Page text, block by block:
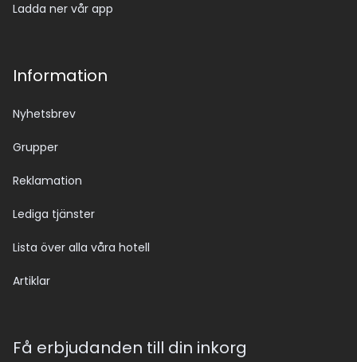
Ladda ner vår app
Information
Nyhetsbrev
Grupper
Reklamation
Lediga tjänster
Lista över alla våra hotell
Artiklar
Få erbjudanden till din inkorg